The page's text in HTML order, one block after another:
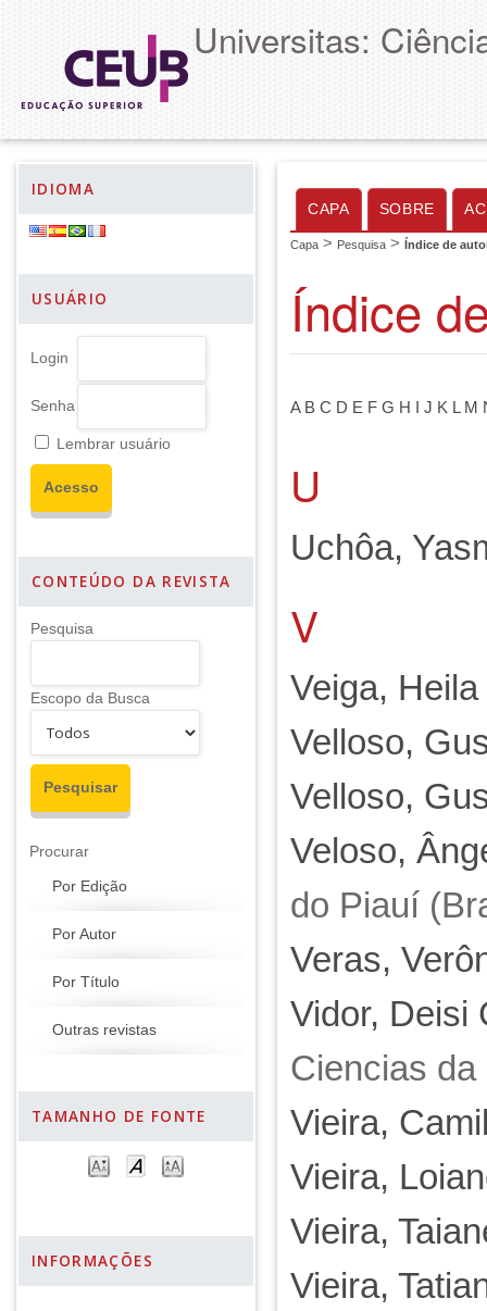
Universitas:
IDIOMA
USUÁRIO
Login
Senha
Lembrar usuário
CONTEÚDO DA REVISTA
Pesquisa
Escopo da Busca
Procurar
Por Edição
Por Autor
Por Título
Outras revistas
TAMANHO DE FONTE
INFORMAÇÕES
CAPA SOBRE
Capa > Pesquisa > Índice de
Índice
A B C D E F G H J K L M
U
Uchôa,
V
Veiga,
Velloso,
Velloso,
Veloso,
do Piauí
Veras,
Vidor, Deisi
Ciencias da
Vieira,
Vieira,
Vieira,
Vieira,